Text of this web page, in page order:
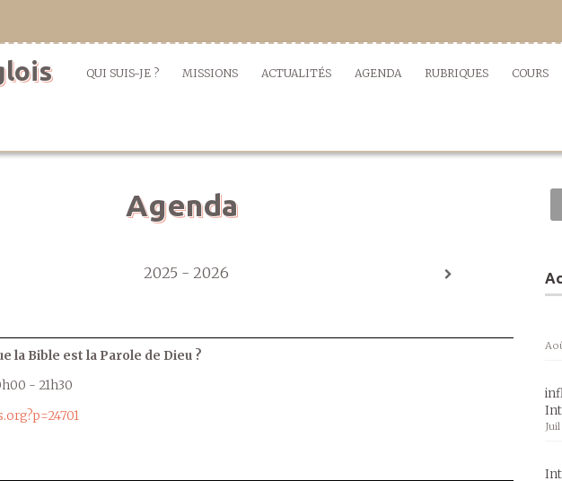
QUI SUIS-JE ? MISSIONS ACTUALITÉS AGENDA RUBRIQUES COURS
Agenda
2025 - 2026
la Bible est la Parole de Dieu ?
- 21h30